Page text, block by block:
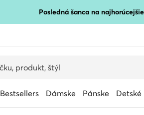
Posledná šanca na
Bestsellers Dámske Pánske Detské